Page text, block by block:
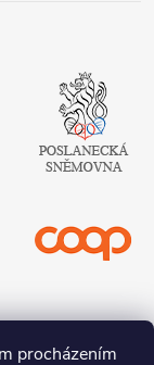
procházením
Poslanecká
sněmovna
České
republiky